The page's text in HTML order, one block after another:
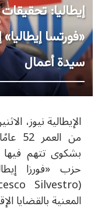
إيطاليا:
«فورتسا
سيدة أعمال
الإيطالية نيوز، الاثنين 8 يونيو
من
بشكوى تتهم
حزب «فورزا
(
Silvestro)
المعنية بالقضايا